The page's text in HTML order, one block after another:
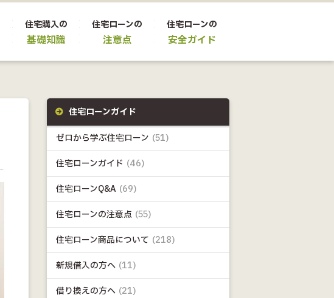
住宅購入の
基礎知識
住宅ローンの
注意点
住宅ローンの
安全ガイド
住宅ローンガイド
ゼロから学ぶ住宅ローン (51)
住宅ローンガイド (46)
住宅ローンQ&A (69)
住宅ローンの注意点 (55)
住宅ローン商品について (218)
新規借入の方へ (11)
借り換えの方へ (21)